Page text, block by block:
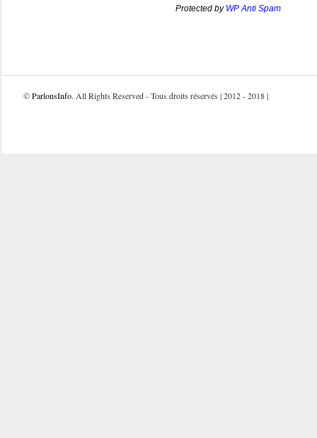
Protected by WP Anti Spam
©ParlonsInfo. All Rights Reserved - Tous droits réservés | 2012 - 2018 |